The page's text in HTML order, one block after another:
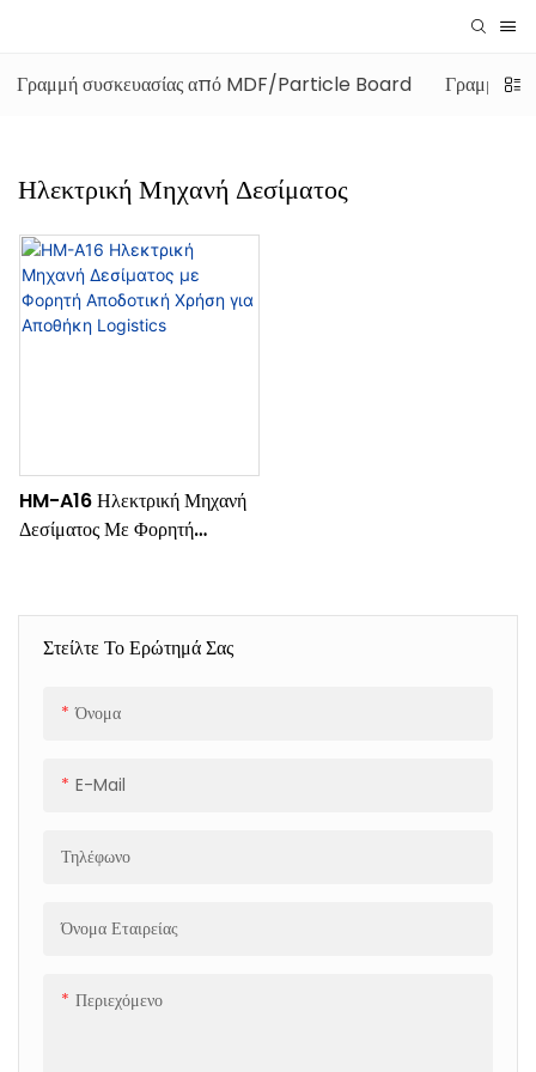
Γραμμή συσκευασίας από MDF/Particle Board Γραμμή
Ηλεκτρική Μηχανή Δεσίματος
Στείλτε Το Ερώτημά Σας
Όνομα
E-Mail
Τηλέφωνο
Όνομα Εταιρείας
Περιεχόμενο
HM-A16 Ηλεκτρική Μηχανή
Δεσίματος Με Φορητή